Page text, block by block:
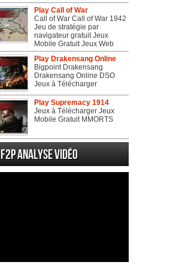
Play Call of War
Call of War Call of War 1942
Jeu de stratégie par
navigateur gratuit Jeux
Mobile Gratuit Jeux Web
Play Drakensang Online
Bigpoint Drakensang
Drakensang Online DSO
Jeux à Télécharger
Play Supremacy 1914
Jeux à Télécharger Jeux
Mobile Gratuit MMORTS
F2P Analyse vidéo